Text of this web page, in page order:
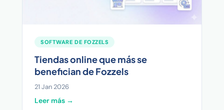
SOFTWARE DE FOZZELS
Tiendas online que más se
benefician de Fozzels
21 Jan 2026
Leer más →